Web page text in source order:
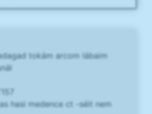
tokám arcom lábaim
hasi medence ct -séit nem